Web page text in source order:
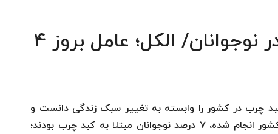
شیوع ۷ درصدی کبد چرب در نوجوانان/ الکل؛ عامل بروز ۴
چرب در کشور را وابسته به تغییر سبک زندگی دانست و
گفت: بر اساس مطالعه‌ای که در مدارس راهنمایی کشور انجام شده، ۷ درصد نوجوانان مبتلا به کبد چرب بودند؛